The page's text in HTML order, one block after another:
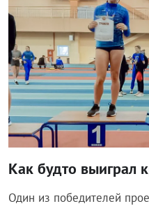
Как будто выиграл
Один из победителей